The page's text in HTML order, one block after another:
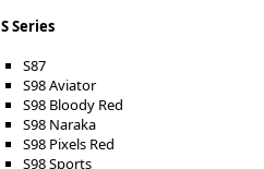
S Series
S87
S98 Aviator
S98 Bloody Red
S98 Naraka
S98 Pixels Red
S98 Sports